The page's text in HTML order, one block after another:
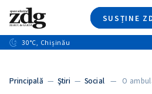
SUSȚINE
+9
Caută
30°C, Chișinău
Principală — Ştiri — Social — O